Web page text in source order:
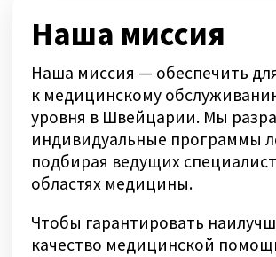
Наша редакционная
политика